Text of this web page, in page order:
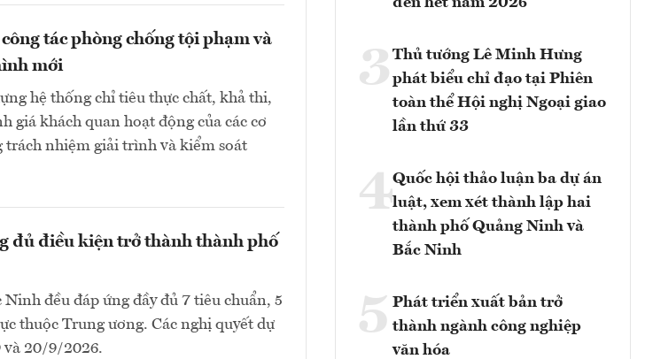
tác phòng chống tội phạm và
mới
hệ thống chỉ tiêu thực chất, khả thi,
giá khách quan hoạt động của các cơ
trách nhiệm giải trình và kiểm soát
đủ điều kiện trở thành thành phố
đều đáp ứng đầy đủ 7 tiêu chuẩn, 5
thuộc Trung ương. Các nghị quyết dự
và 20/9/2026.
3 Thủ tướng Lê Minh Hưng
phát biểu chỉ đạo tại Phiên
toàn thể Hội nghị Ngoại giao
lần thứ 33
4Quốc hội thảo luận ba dự án
luật, xem xét thành lập hai
thành phố Quảng Ninh và
Bắc Ninh
5 Phát triển xuất bản trở
thành ngành công nghiệp
văn hóa